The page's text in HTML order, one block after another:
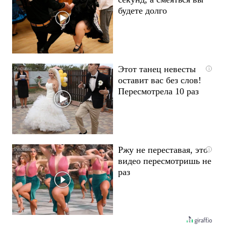
будете долго
i
Этот танец невесты
оставит вас без слов!
Пересмотрела 10 раз
i
Ржу не переставая, это
видео пересмотришь не
раз